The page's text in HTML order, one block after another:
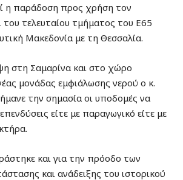
η παράδοση προς χρήση τον
του τελευταίου τμήματος του Ε65
Μακεδονία με τη Θεσσαλία.
στη Σαμαρίνα και στο χώρο
μονάδας εμφιάλωσης νερού ο κ.
την σημασία οι υποδομές να
είτε με παραγωγικό είτε με
και για την πρόοδο των
και ανάδειξης του ιστορικού